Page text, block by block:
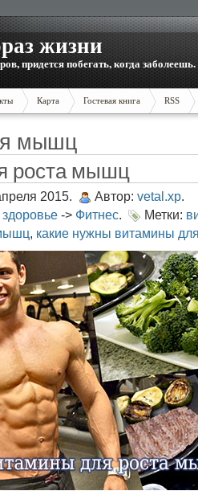
жизни
придется побегать, когда заболеешь.
Карта Гостевая книга RSS
мышц
роста мышц
2015. Автор: vetal.xp.
-> Фитнес. Метки:
, какие нужны витамины